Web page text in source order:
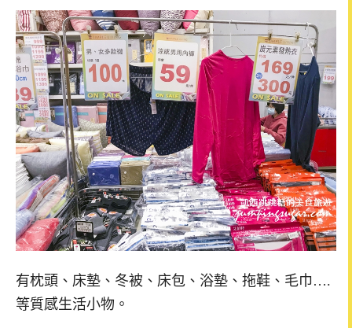
有枕頭、床墊、冬被、床包、浴墊、拖鞋、毛巾….
等質感生活小物。